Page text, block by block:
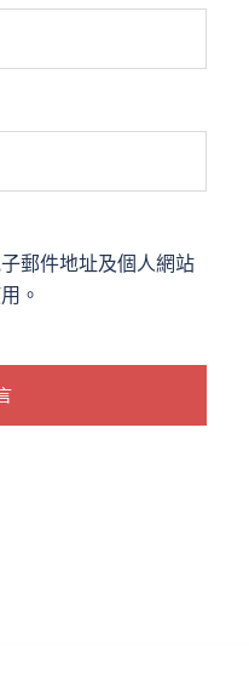
郵件地址及個人網站
。